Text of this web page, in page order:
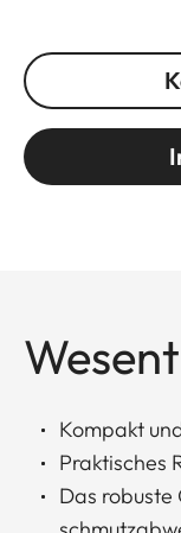
Kompakt
Praktisches
Das robuste